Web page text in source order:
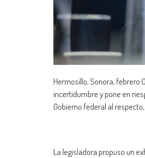
Hermosillo, Sonora, febrero
incertidumbre y pone en
Gobierno federal al
La legisladora propuso un